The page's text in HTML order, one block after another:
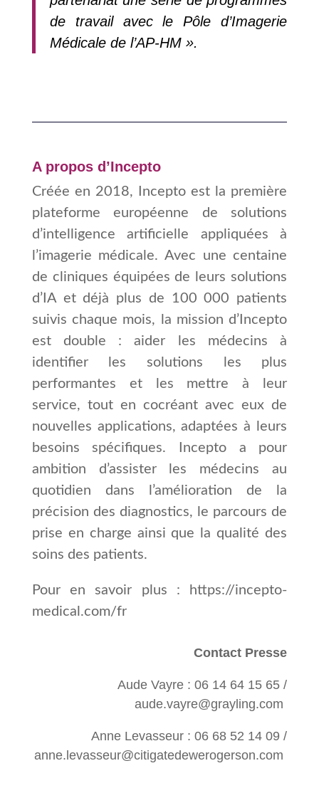
de travail avec le Pôle d’Imagerie
Médicale de l’AP-HM ».
A propos d’Incepto
Créée en 2018, Incepto est la première
plateforme européenne de solutions
d’intelligence artificielle appliquées à
l’imagerie médicale. Avec une centaine
de cliniques équipées de leurs solutions
d’IA et déjà plus de 100 000 patients
suivis chaque mois, la mission d’Incepto
est double : aider les médecins à
identifier les solutions les plus
performantes et les mettre à leur
service, tout en cocréant avec eux de
nouvelles applications, adaptées à leurs
besoins spécifiques. Incepto a pour
ambition d’assister les médecins au
quotidien dans l’amélioration de la
précision des diagnostics, le parcours de
prise en charge ainsi que la qualité des
soins des patients.
Pour en savoir plus :
https://incepto-
medical.com/fr
Contact Presse
Aude Vayre : 06 14 64 15 65 /
aude.vayre@grayling.com
Anne Levasseur : 06 68 52 14 09 /
anne.levasseur@citigatedewerogerson.com